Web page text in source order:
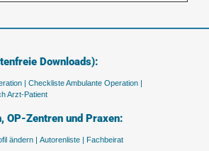
Downloads):
| Checkliste Ambulante Operation |
Arzt-Patient
OP-Zentren und Praxen:
ändern | Autorenliste | Fachbeirat